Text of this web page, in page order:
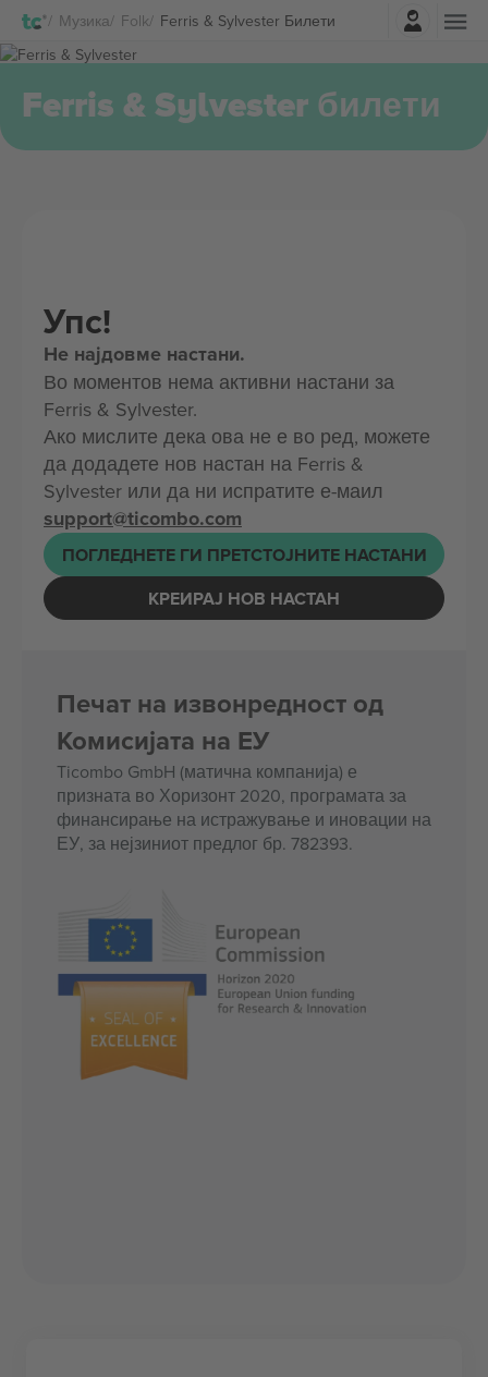
Музика Folk Ferris & Sylvester Билети
Најави се
Ferris & Sylvester билети
Упс!
Не најдовме настани.
Во моментов нема активни настани за
Ferris & Sylvester.
Ако мислите дека ова не е во ред, можете
да додадете нов настан на Ferris &
Sylvester или да ни испратите е-маил
support@ticombo.com
ПОГЛЕДНЕТЕ ГИ ПРЕТСТОЈНИТЕ НАСТАНИ
КРЕИРАЈ НОВ НАСТАН
Печат на извонредност од
Комисијата на ЕУ
Ticombo GmbH (матична компанија) е
призната во Хоризонт 2020, програмата за
финансирање на истражување и иновации на
ЕУ, за нејзиниот предлог бр. 782393.